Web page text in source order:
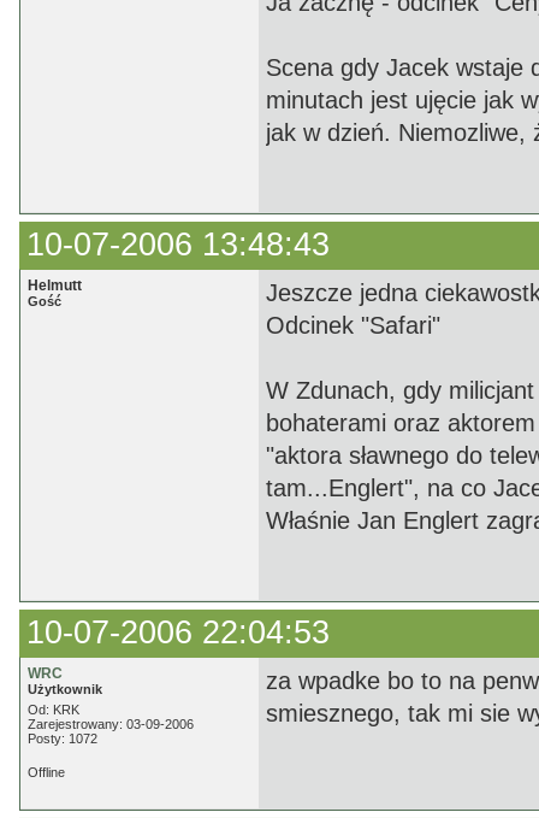
Scena gdy Jacek wstaje
minutach jest ujęcie jak
jak w dzień. Niemozliwe,
10-07-2006 13:48:43
Helmutt
Gość
Jeszcze jedna
Odcinek "Safari"
W Zdunach, gdy
bohaterami oraz
"aktora sławnego do
tam...Englert", na co
Właśnie Jan Englert
10-07-2006 22:04:53
WRC
Użytkownik
Od: KRK
Zarejestrowany: 03-09-2006
Posty: 1072
za wpadke bo to na
smiesznego, tak mi sie
Offline